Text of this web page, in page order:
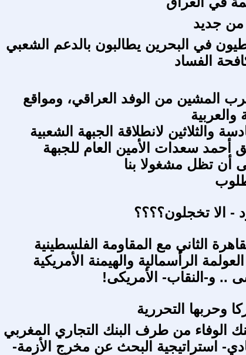
من جديد
في البحرين يطالبون بالدعم الشعبي
الفساد
المشين من الوفد العراقي، ومواقع
والعربية
والثلاثين لانطلاقة الجبهة الشعبية
أحمد سعدات الأمين العام للجبهة
أن تظل مشغولا بنا
- الا تخجلون؟؟؟؟
الثاني مع المقاومة الفلسطينية
الرأسمالية والهيمنة الأمريكية
.. و-النقاب- الأمريكى!
وحربها التحررية
الوفاء من طرف البنك التجاري المغربي
استراتيجية البحث عن مخرج الأزمة-